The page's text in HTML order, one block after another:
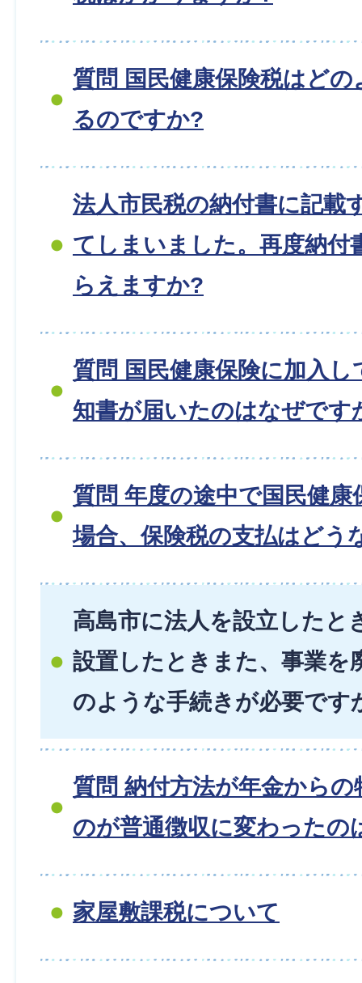
質問 国民健康保険税はど
るのですか?
法人市民税の納付書に記載
てしまいました。再度納付
らえますか?
質問 国民健康保険に加入
知書が届いたのはなぜです
質問 年度の途中で国民健康
場合、保険税の支払はどう
高島市に法人を設立したと
設置したときまた、事業を
のような手続きが必要です
質問 納付方法が年金から
のが普通徴収に変わったの
家屋敷課税について